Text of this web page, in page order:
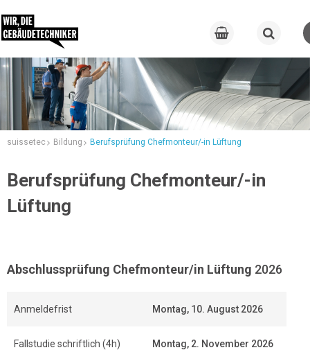
suissetec Bildung Berufsprüfung Chefmonteur/-in Lüftung
Berufsprüfung Chefmonteur/-in
Lüftung
Abschlussprüfung Chefmonteur/in Lüftung 2026
Anmeldefrist Montag, 10. August 2026
Fallstudie schriftlich (4h) Montag, 2. November 2026